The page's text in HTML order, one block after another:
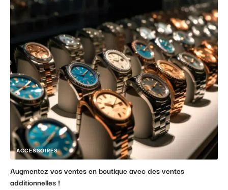
ACCESSOIRES
Augmentez vos ventes en boutique avec des ventes
additionnelles !